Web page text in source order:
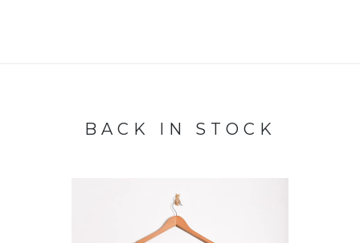
BACK IN STOCK